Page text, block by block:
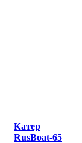
Катер
RusBoat-65